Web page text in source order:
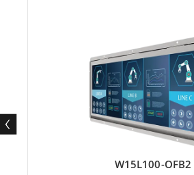
W15L100-OFB2